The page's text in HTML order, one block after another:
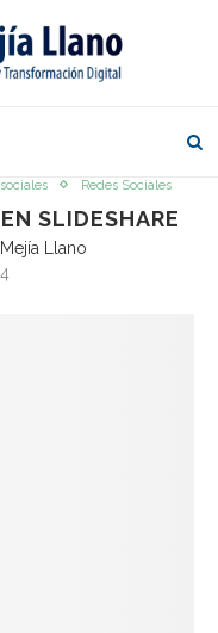
Redes Sociales
SLIDESHARE
Llano